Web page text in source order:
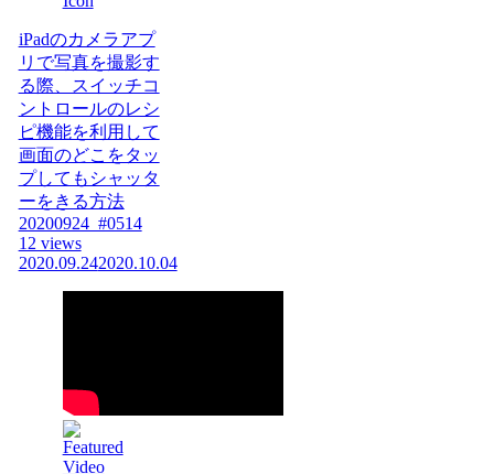
iPadのカメラアプ
リで写真を撮影す
る際、スイッチコ
ントロールのレシ
ピ機能を利用して
画面のどこをタッ
プしてもシャッタ
ーをきる方法
20200924_#0514
12 views
2020.09.242020.10.04